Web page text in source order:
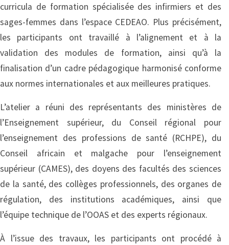
curricula de formation spécialisée des infirmiers et des
sages-femmes dans l’espace CEDEAO. Plus précisément,
les participants ont travaillé à l’alignement et à la
validation des modules de formation, ainsi qu’à la
finalisation d’un cadre pédagogique harmonisé conforme
aux normes internationales et aux meilleures pratiques.
L’atelier a réuni des représentants des ministères de
l’Enseignement supérieur, du Conseil régional pour
l’enseignement des professions de santé (RCHPE), du
Conseil africain et malgache pour l’enseignement
supérieur (CAMES), des doyens des facultés des sciences
de la santé, des collèges professionnels, des organes de
régulation, des institutions académiques, ainsi que
l’équipe technique de l’OOAS et des experts régionaux.
À l’issue des travaux, les participants ont procédé à